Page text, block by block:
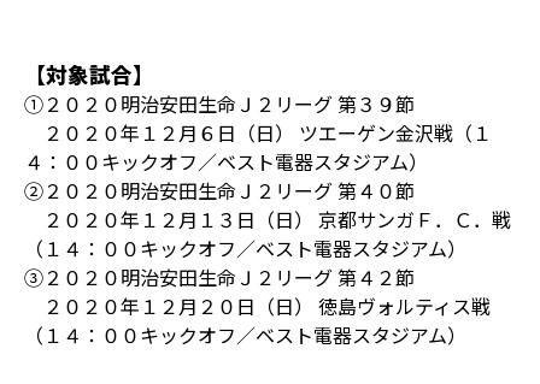
【対象試合】
①２０２０明治安田生命Ｊ２リーグ 第３９節
２０２０年１２月６日（日） ツエーゲン金沢戦（１
４：００キックオフ／ベスト電器スタジアム）
②２０２０明治安田生命Ｊ２リーグ 第４０節
２０２０年１２月１３日（日） 京都サンガＦ．Ｃ．戦
（１４：００キックオフ／ベスト電器スタジアム）
③２０２０明治安田生命Ｊ２リーグ 第４２節
２０２０年１２月２０日（日） 徳島ヴォルティス戦
（１４：００キックオフ／ベスト電器スタジアム）